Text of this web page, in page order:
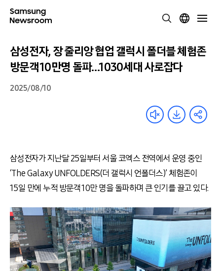
삼성전자, 장 줄리앙 협업 갤럭시 폴더블 체험존
방문객 10만명 돌파…1030세대 사로잡다
2025/08/10
삼성전자가 지난달 25일부터 서울 코엑스 전역에서 운영 중인
‘The Galaxy UNFOLDERS(더 갤럭시 언폴더스)’ 체험존이
15일 만에 누적 방문객 10만 명을 돌파하며 큰 인기를 끌고 있다.